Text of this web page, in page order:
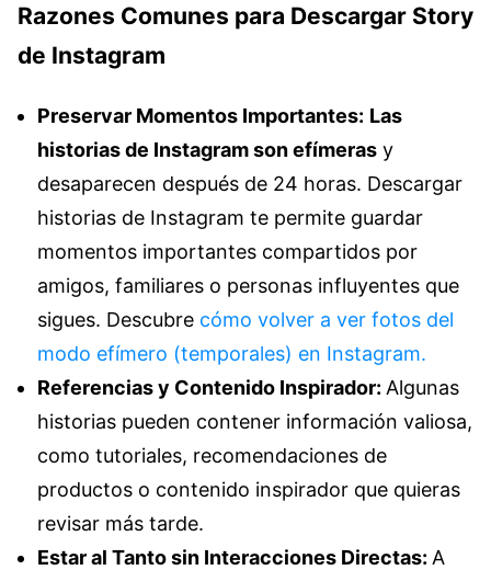
Razones Comunes para Descargar Story
de Instagram
Preservar Momentos Importantes: Las
historias de Instagram son efímeras y
desaparecen después de 24 horas. Descargar
historias de Instagram te permite guardar
momentos importantes compartidos por
amigos, familiares o personas influyentes que
sigues. Descubre cómo volver a ver fotos del
modo efímero (temporales) en Instagram.
Referencias y Contenido Inspirador: Algunas
historias pueden contener información valiosa,
como tutoriales, recomendaciones de
productos o contenido inspirador que quieras
revisar más tarde.
Estar al Tanto sin Interacciones Directas: A